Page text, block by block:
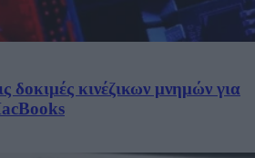
δοκιμές κινέζικων μνημών για